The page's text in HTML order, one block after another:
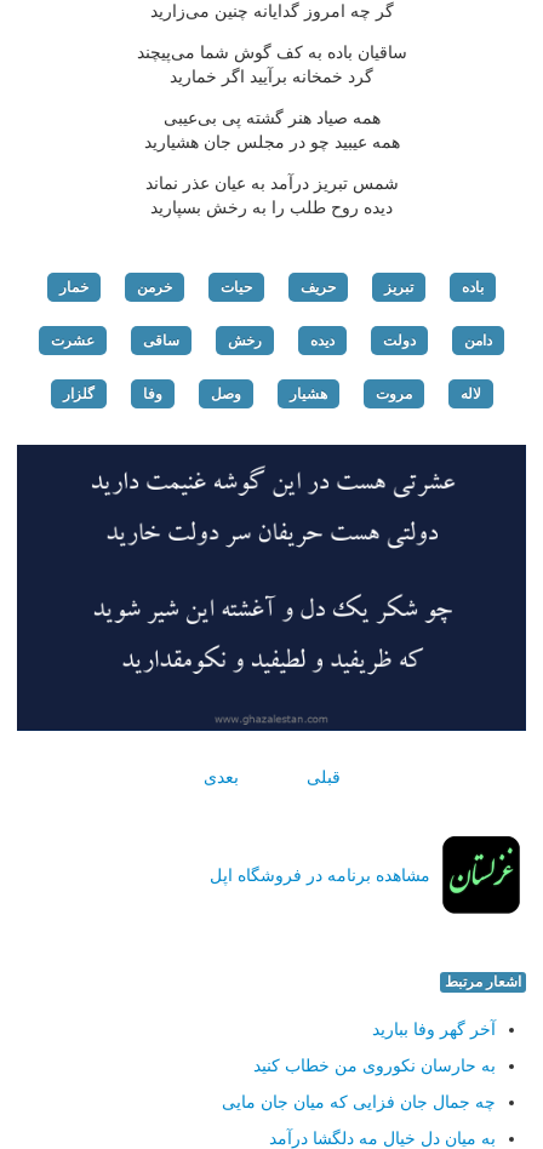
گر چه امروز گدایانه چنین می‌زارید
ساقیان باده به كف گوش شما می‌پیچند
گرد خمخانه برآیید اگر خمارید
همه صیاد هنر گشته پی بی‌عیبی
همه عیبید چو در مجلس جان هشیارید
شمس تبریز درآمد به عیان عذر نماند
دیده روح طلب را به رخش بسپارید
باده تبریز حریف حیات خرمن خمار
دامن دولت دیده رخش ساقی عشرت
لاله مروت هشیار وصل وفا گلزار
قبلی بعدی
مشاهده برنامه در فروشگاه اپل
اشعار مرتبط
آخر گهر وفا ببارید
به حارسان نكوروی من خطاب كنید
چه جمال جان فزایی كه میان جان مایی
به میان دل خیال مه دلگشا درآمد